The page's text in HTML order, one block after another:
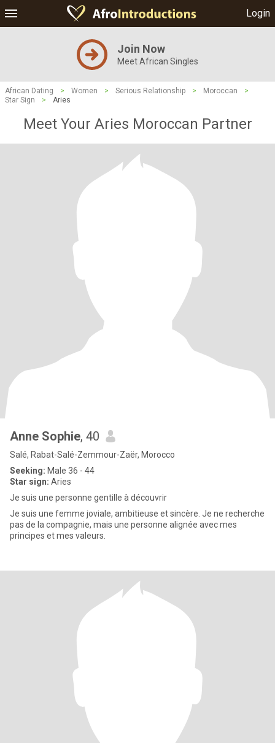
Login
Join Now
Meet African Singles
African Dating > Women > Serious Relationship > Moroccan
>
Star Sign
> Aries
Meet Your Aries Moroccan Partner
Anne Sophie, 40
Salé, Rabat-Salé-Zemmour-Zaër, Morocco
Seeking: Male 36 - 44
Star sign: Aries
Je suis une personne gentille à découvrir
Je suis une femme joviale, ambitieuse et sincère. Je ne recherche
pas de la compagnie, mais une personne alignée avec mes
principes et mes valeurs.